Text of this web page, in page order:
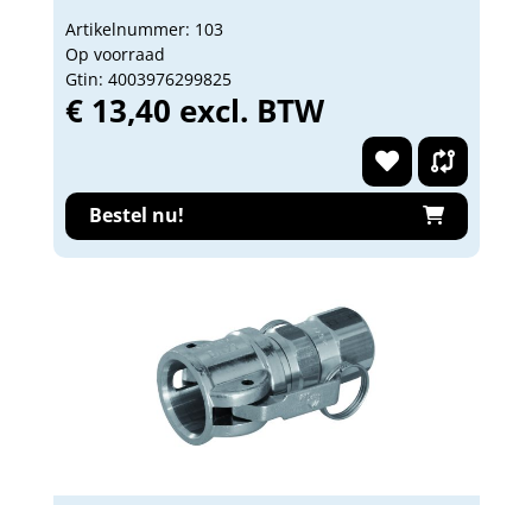
Artikelnummer: 103
Op voorraad
Gtin: 4003976299825
€ 13,40 excl. BTW
Bestel nu!